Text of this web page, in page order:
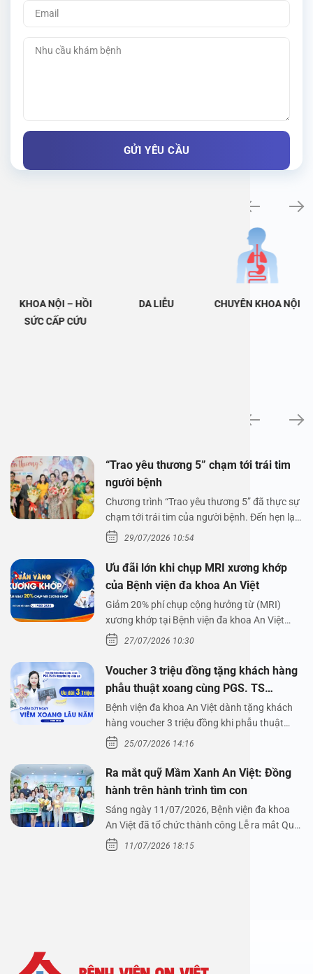
KHOA NỘI – HỒI
SỨC CẤP CỨU
DA LIỄU CHUYÊN KHOA NỘI
“Trao yêu thương 5” chạm tới trái tim
người bệnh
Chương trình “Trao yêu thương 5” đã thực sự
chạm tới trái tim của người bệnh. Đến hẹn lại
lên,…29/07/2026 10:54
Ưu đãi lớn khi chụp MRI xương khớp
của Bệnh viện đa khoa An Việt
Giảm 20% phí chụp cộng hưởng từ (MRI)
xương khớp tại Bệnh viện đa khoa An Việt
Bệnh viện đa…
27/07/2026 10:30
Voucher 3 triệu đồng tặng khách hàng
phẫu thuật xoang cùng PGS. TS
Nguyễn Thị Hoài An
Bệnh viện đa khoa An Việt dành tặng khách
hàng voucher 3 triệu đồng khi phẫu thuật
xoang cùng PGS.…
25/07/2026 14:16
Ra mắt quỹ Mầm Xanh An Việt: Đồng
hành trên hành trình tìm con
Sáng ngày 11/07/2026, Bệnh viện đa khoa
An Việt đã tổ chức thành công Lễ ra mắt Quỹ
Mầm Xanh…
11/07/2026 18:15